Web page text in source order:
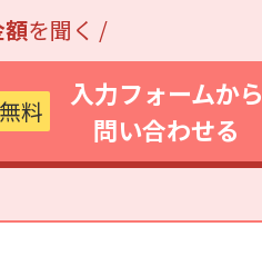
を聞く /
無料
入力フォームから
問い合わせる